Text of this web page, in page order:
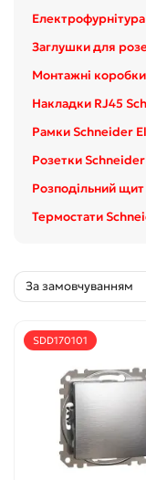
Заглушки для
Монтажні
Накладки RJ45
Рамки Schneider
Розетки
Розподільний
Термостати
SDD170101